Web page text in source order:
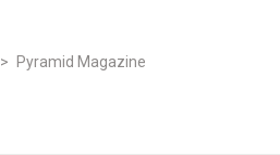
> Pyramid Magazine